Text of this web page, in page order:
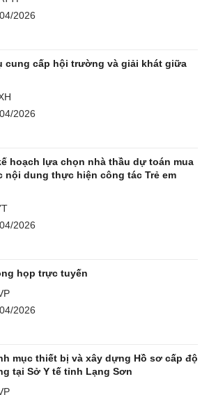
2026
cung cấp hội trường và giải khát giữa
2026
hoạch lựa chọn nhà thầu dự toán mua
nội dung thực hiện công tác Trẻ em
2026
họp trực tuyến
2026
mục thiết bị và xây dựng Hồ sơ cấp độ
tại Sở Y tế tỉnh Lạng Sơn